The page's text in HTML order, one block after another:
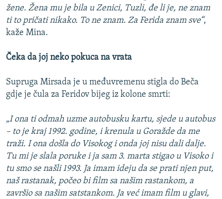
žene. Žena mu je bila u Zenici, Tuzli, đe li je, ne znam
ti to pričati nikako. To ne znam. Za Ferida znam sve“,
kaže Mina.
Čeka da joj neko pokuca na vrata
Supruga Mirsada je u međuvremenu stigla do Beča
gdje je čula za Feridov bijeg iz kolone smrti:
„I ona ti odmah uzme autobusku kartu, sjede u autobus
– to je kraj 1992. godine, i krenula u Goražde da me
traži. I ona došla do Visokog i onda joj nisu dali dalje.
Tu mi je slala poruke i ja sam 3. marta stigao u Visoko i
tu smo se našli 1993. Ja imam ideju da se prati njen put,
naš rastanak, počeo bi film sa našim rastankom, a
završio sa našim satstankom. Ja već imam film u glavi,